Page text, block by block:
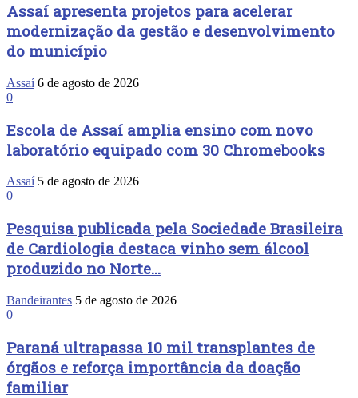
Assaí apresenta projetos para acelerar
modernização da gestão e desenvolvimento
do município
Assaí 6 de agosto de 2026
0
Escola de Assaí amplia ensino com novo
laboratório equipado com 30 Chromebooks
Assaí 5 de agosto de 2026
0
Pesquisa publicada pela Sociedade Brasileira
de Cardiologia destaca vinho sem álcool
produzido no Norte...
Bandeirantes 5 de agosto de 2026
0
Paraná ultrapassa 10 mil transplantes de
órgãos e reforça importância da doação
familiar